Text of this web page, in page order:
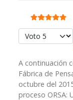
Ratio:5/5
Por favor, vote
A continuación
Fábrica de
octubre del
proceso ORSA: